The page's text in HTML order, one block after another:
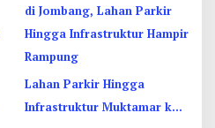
Lahan Parkir Hingga
Infrastruktur Muktamar ke